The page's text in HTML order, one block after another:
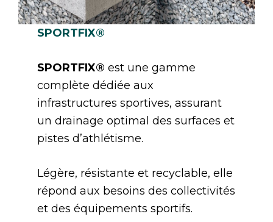
SPORTFIX®
SPORTFIX® est une gamme
complète dédiée aux
infrastructures sportives, assurant
un drainage optimal des surfaces et
pistes d’athlétisme.
Légère, résistante et recyclable, elle
répond aux besoins des collectivités
et des équipements sportifs.